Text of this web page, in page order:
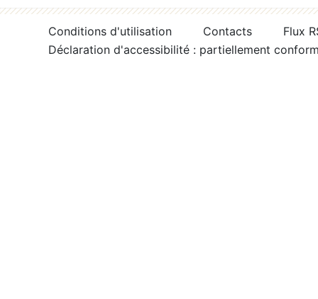
Conditions d'utilisation Contacts
Flux
Déclaration d'accessibilité : partiellement